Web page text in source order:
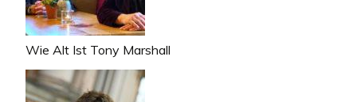
Wie Alt Ist Tony Marshall